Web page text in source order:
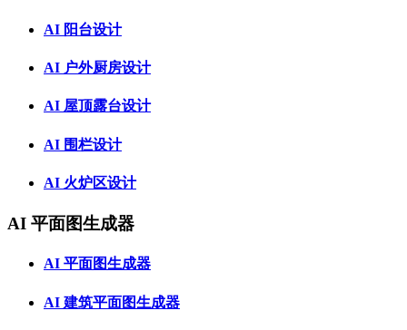
AI 阳台设计
AI 户外厨房设计
AI 屋顶露台设计
AI 围栏设计
AI 火炉区设计
AI 平面图生成器
AI 平面图生成器
AI 建筑平面图生成器